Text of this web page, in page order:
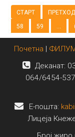
СТАРТ
58
59 ...
Почетна |
Деканат:
064/6454-
E-пошта:
Лицеја